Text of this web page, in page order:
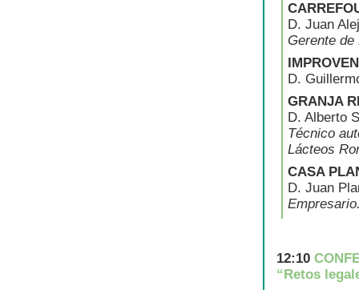
D. Juan
Gerente de
IMPROVEN
D.
GRANJA
D. Alberto
Técnico
Lácteos
CASA
D. Juan
12:10
“Retos